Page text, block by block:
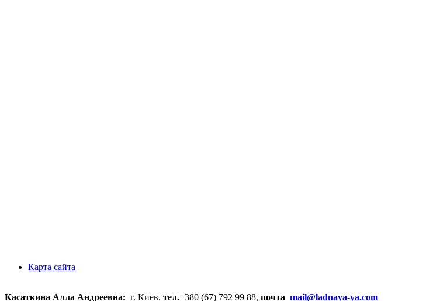
Карта сайта
Касаткина Алла Андреевна: г. Киев, тел.+380 (67) 792 99 88, почта mail@ladnaya-ya.com